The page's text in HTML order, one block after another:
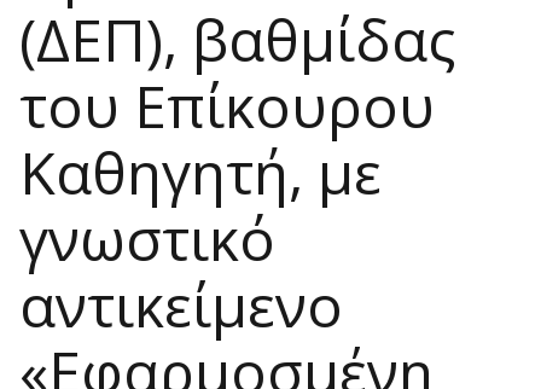
(ΔΕΠ), βαθμίδας
του Επίκουρου
Καθηγητή, με
γνωστικό
αντικείμενο
«Εφαρμοσμένη